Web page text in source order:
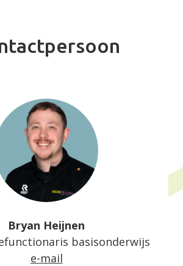
Bryan Heijnen
basisonderwijs
e-mail